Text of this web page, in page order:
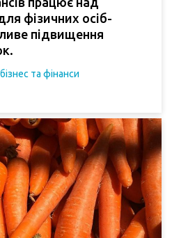
фізичних осіб-
підвищення
та фінанси